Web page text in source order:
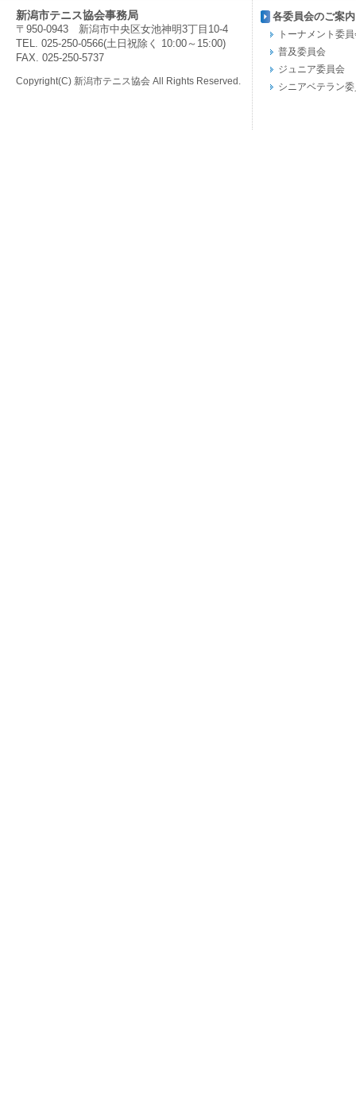
新潟市テニス協会事務局
〒950-0943 新潟市中央区女池神明3丁目10-4
TEL. 025-250-0566(土日祝除く 10:00～15:00)
FAX. 025-250-5737
Copyright(C) 新潟市テニス協会 All Rights Reserved.
各委員会のご案内
トーナメント委
普及委員会
ジュニア委員会
シニアベテラン